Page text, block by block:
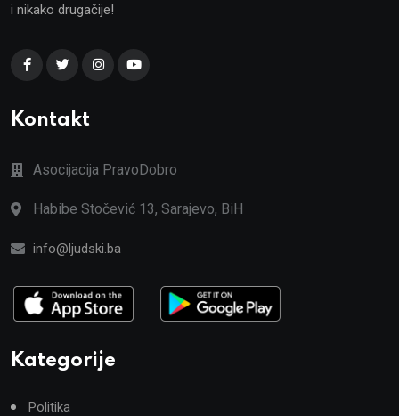
i nikako drugačije!
Kontakt
Asocijacija PravoDobro
Habibe Stočević 13, Sarajevo, BiH
info@ljudski.ba
Kategorije
Politika